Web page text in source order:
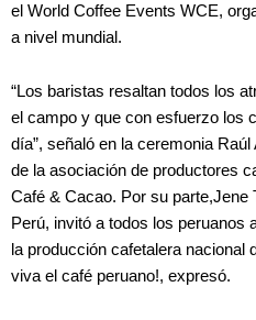
el World Coffee Events WCE,
a nivel mundial.
“Los baristas resaltan todos los
el campo y que con esfuerzo los
día”, señaló en la ceremonia
de la asociación de productores
Café & Cacao. Por su parte,Jene
Perú, invitó a todos los peruanos
la producción cafetalera nacional
viva el café peruano!, expresó.